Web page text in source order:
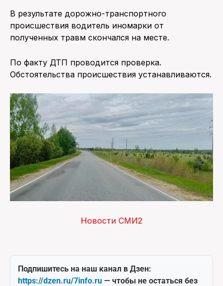
В результате дорожно-транспортного
происшествия водитель иномарки от
полученных травм скончался на месте.
По факту ДТП проводится проверка.
Обстоятельства происшествия устанавливаются.
Новости СМИ2
Подпишитесь на наш канал в Дзен:
https://dzen.ru/7info.ru — чтобы не остаться без